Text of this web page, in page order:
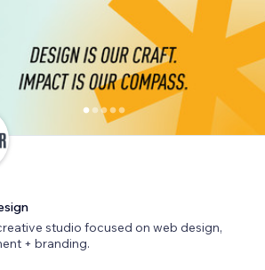
studio focused on web design,
+ branding.